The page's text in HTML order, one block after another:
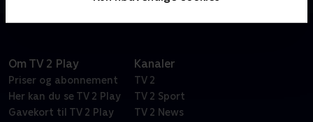
Om TV 2 Play
Priser og abonnement
Her kan du se TV 2 Play
Gavekort til TV 2 Play
Kanaler
TV 2
TV 2 Sport
TV 2 News